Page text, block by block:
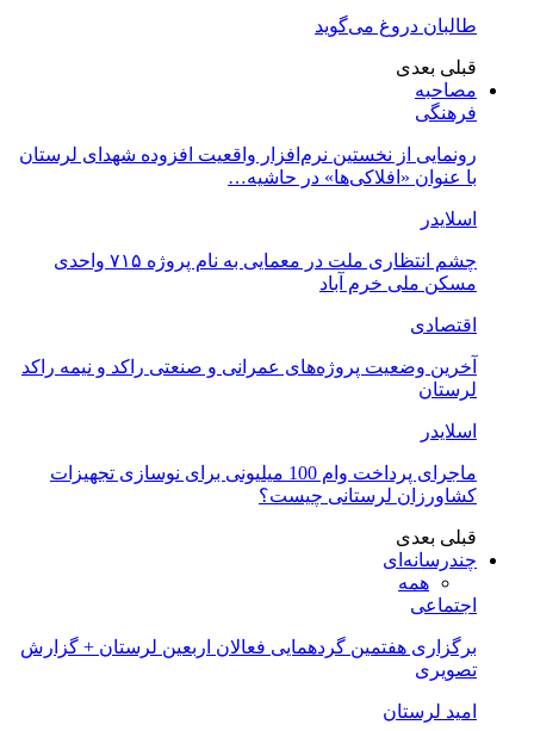
طالبان دروغ می‌گوید
قبلی بعدی
مصاحبه
فرهنگی
رونمایی از نخستین نرم‌افزار واقعیت افزوده شهدای لرستان
با عنوان «افلاکی‌ها» در حاشیه…
اسلایدر
چشم انتظاری ملت در معمایی به نام پروژه ۷۱۵ واحدی
مسکن ملی خرم آباد
اقتصادی
آخرین وضعیت پروژه‌های عمرانی و صنعتی راکد و نیمه راکد
لرستان
اسلایدر
ماجرای پرداخت وام 100 میلیونی برای نوسازی تجهیزات
کشاورزان لرستانی چیست؟
قبلی بعدی
چندرسانه‌ای
همه
اجتماعی
برگزاری هفتمین گردهمایی فعالان اربعین لرستان + گزارش
تصویری
امید لرستان